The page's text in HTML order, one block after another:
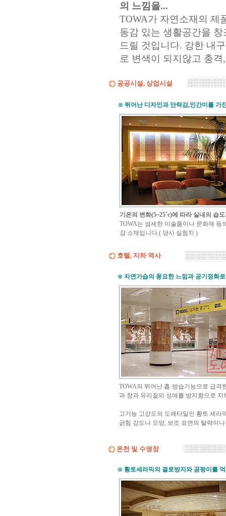
의 느낌을...
TOWA가 자연소재의 제
동감 있는 생활공간을
드릴 것입니다. 강한 내
로 변색이 되지않고 충
공공시설, 상업시설
⊙ 뛰어난 디자인과 안락감,인간미를 가
기온의 변화(5~25˚c)에 따라 실내의 습
TOWA는 섬세한 미술품이나 문화재
감 소재입니다.( 당사 실험치 )
호텔, 지하 역사
⊙ 자연가습의 풍요한 느낌과 공기정화
TOWA의 뛰어난 흡·방습기능으로 급
과 창과 유리질의 성애를 방지함으로
고기능 고강도의 도예타일인 황토 세라
긁힘 강도나 모양, 보조 표면의 탈락이
온천 및 수영장
⊙ 황토세라믹의 결로방지와 곰팡이를